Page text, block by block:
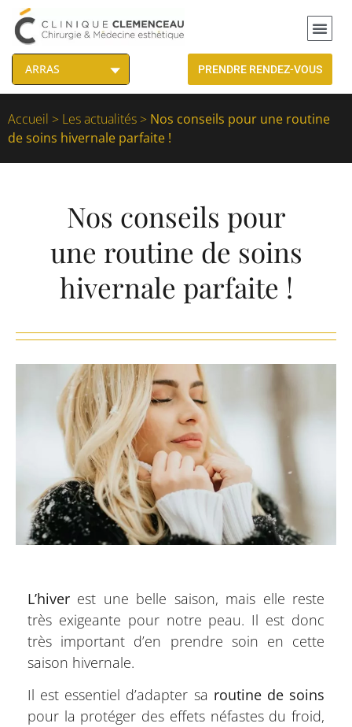
PRENDRE RENDEZ-VOUS
Accueil > Les actualités > Nos conseils pour une routine
de soins hivernale parfaite !
Nos conseils pour
une routine de soins
hivernale parfaite !
L’hiver est une belle saison, mais elle reste
très exigeante pour notre peau. Il est donc
très important d’en prendre soin en cette
saison hivernale.
Il est essentiel d’adapter sa routine de soins
pour la protéger des effets néfastes du froid,